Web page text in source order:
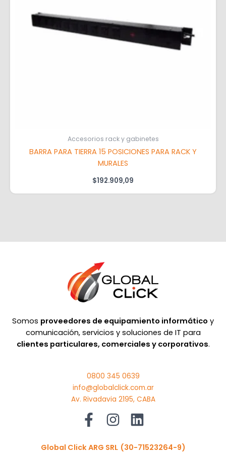
Accesorios rack y gabinetes
BARRA PARA TIERRA 15 POSICIONES PARA RACK Y
MURALES
$192.909,09
Somos proveedores de equipamiento informático y
comunicación, servicios y soluciones de IT para
clientes particulares, comerciales y corporativos.
0800 345 0639
info@globalclick.com.ar
Av. Rivadavia 2195, CABA
Global Click ARG SRL (30-71523264-9)